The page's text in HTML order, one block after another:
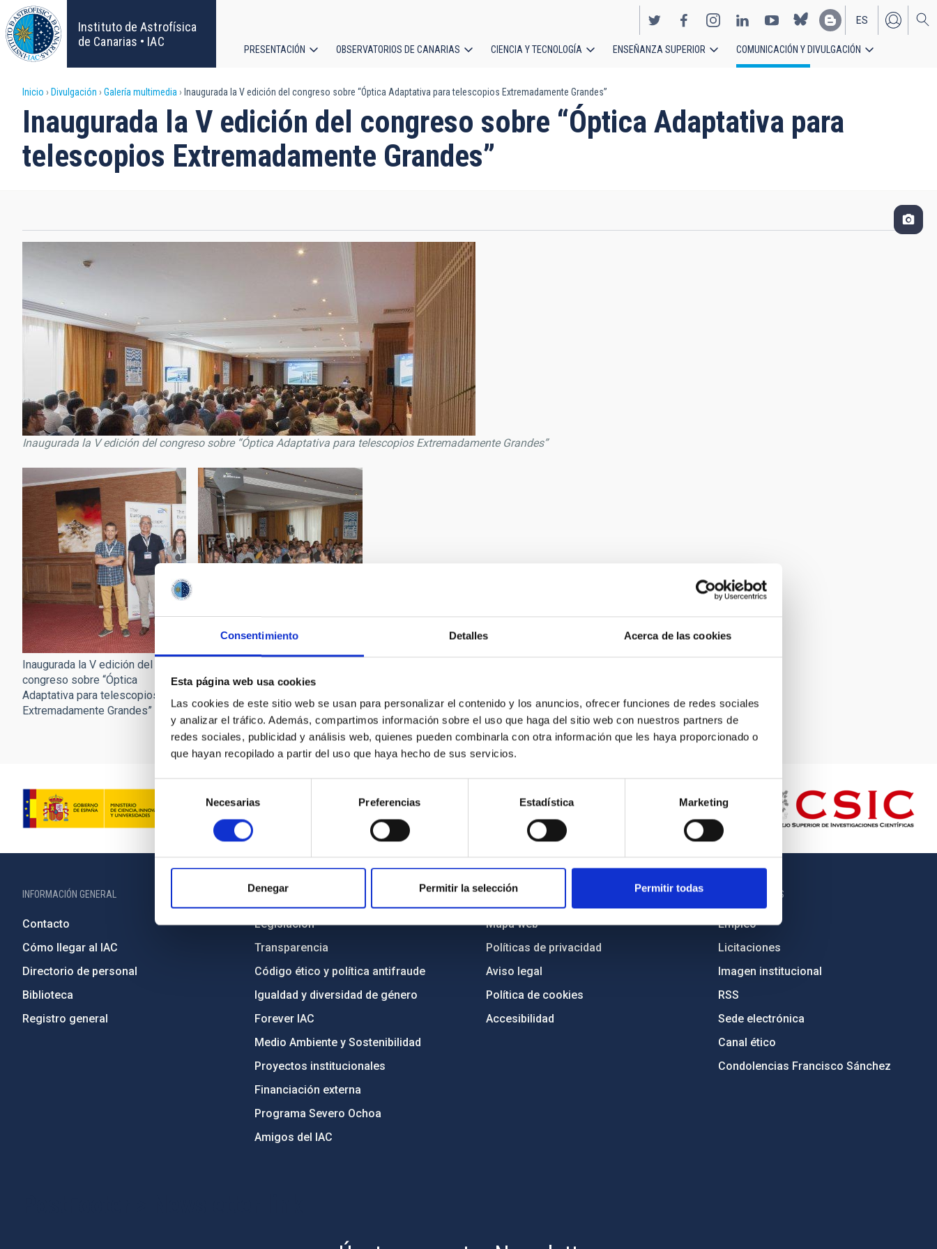
Consentimiento Detalles Acerca de las cookies
Esta página web usa cookies
Las cookies de este sitio web se usan para personalizar el contenido y los anuncios, ofrecer funciones de redes sociales
y analizar el tráfico. Además, compartimos información sobre el uso que haga del sitio web con nuestros partners de
redes sociales, publicidad y análisis web, quienes pueden combinarla con otra información que les haya proporcionado o
que hayan recopilado a partir del uso que haya hecho de sus servicios.
consentimiento
Necesarias Preferencias Estadística Marketing
Denegar Permitir la selección Permitir todas
Pasar
al
contenido
principal
Instituto de Astrofísica
de Canarias • IAC
EN
ES
principal
PRESENTACIÓN OBSERVATORIOS DE CANARIAS CIENCIA Y TECNOLOGÍA ENSEÑANZA SUPERIOR COMUNICACIÓN Y DIVULGACIÓN
Sobrescribir
enlaces
de
a
la
navegación
Inicio Divulgación Galería multimedia Inaugurada la V edición del congreso sobre “Óptica Adaptativa para telescopios Extremadamente Grandes”
Inaugurada la V edición del congreso sobre “Óptica Adaptativa para
telescopios Extremadamente Grandes”
Inaugurada la V edición del congreso sobre “Óptica Adaptativa para telescopios Extremadamente Grandes”
Inaugurada la V edición del
congreso sobre “Óptica
Adaptativa para telescopios
Extremadamente Grandes”
congreso sobre “Óptica
Extremadamente Grandes”
INFORMACIÓN GENERAL
Contacto
Cómo llegar al IAC
Directorio de personal
Biblioteca
Registro general
INFORMACIÓN INSTITUCIONAL
Legislación
Transparencia
Código ético y política antifraude
Igualdad y diversidad de género
Forever IAC
Medio Ambiente y Sostenibilidad
Proyectos institucionales
Financiación externa
Programa Severo Ochoa
Amigos del IAC
PORTAL DEL IAC
Mapa web
Políticas de privacidad
Aviso legal
Política de cookies
Accesibilidad
OTROS ENLACES
Empleo
Licitaciones
Imagen institucional
RSS
Sede electrónica
Canal ético
Condolencias Francisco Sánchez